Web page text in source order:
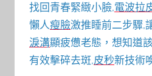
找回青春緊緻小臉,電波拉
懶人瘦臉激推睡前二步驟,
淚溝顯疲憊老態，想知道
有效擊碎去斑,皮秒新技術